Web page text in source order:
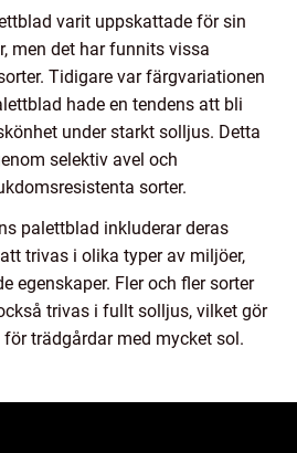
varit uppskattade för sin
men det har funnits vissa
Tidigare var färgvariationen
hade en tendens att bli
under starkt solljus. Detta
selektiv avel och
sorter.
palettblad inkluderar deras
trivas i olika typer av miljöer,
egenskaper. Fler och fler sorter
trivas i fullt solljus, vilket gör
trädgårdar med mycket sol.